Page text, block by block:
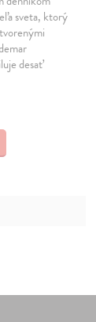
sveta, ktorý
desať